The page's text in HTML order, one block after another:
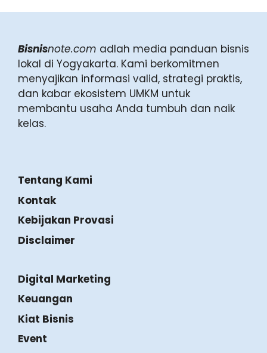
Bisnisnote.com adlah media panduan bisnis
lokal di Yogyakarta. Kami berkomitmen
menyajikan informasi valid, strategi praktis,
dan kabar ekosistem UMKM untuk
membantu usaha Anda tumbuh dan naik
kelas.
Tentang Kami
Kontak
Kebijakan Provasi
Disclaimer
Digital Marketing
Keuangan
Kiat Bisnis
Event